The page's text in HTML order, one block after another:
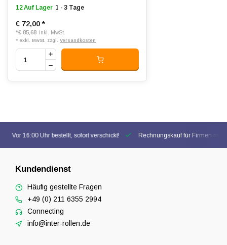
12 Auf Lager 1 - 3 Tage
€ 72,00 *
*€ 85,68 Inkl. MwSt.
* exkl. MwSt. zzgl. Versandkosten
Vor 16:00 Uhr bestellt, sofort verschickt! Rechnungskauf für Firmen
Kundendienst
Häufig gestellte Fragen
+49 (0) 211 6355 2994
Connecting
info@inter-rollen.de